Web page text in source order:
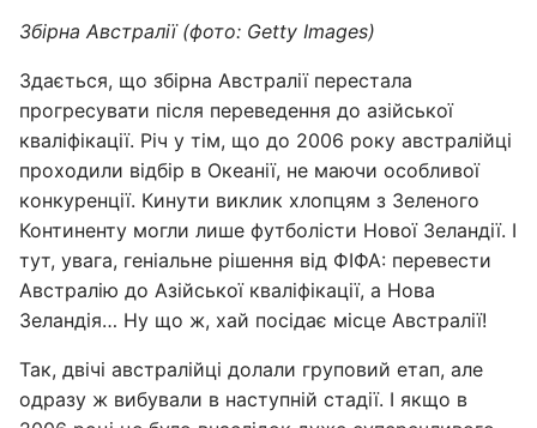
Збірна Австралії (фото: Getty Images)
Здається, що збірна Австралії перестала
прогресувати після переведення до азійської
кваліфікації. Річ у тім, що до 2006 року австралійці
проходили відбір в Океанії, не маючи особливої
конкуренції. Кинути виклик хлопцям з Зеленого
Континенту могли лише футболісти Нової Зеландії. І
тут, увага, геніальне рішення від ФІФА: перевести
Австралію до Азійської кваліфікації, а Нова
Зеландія… Ну що ж, хай посідає місце Австралії!
Так, двічі австралійці долали груповий етап, але
одразу ж вибували в наступній стадії. І якщо в